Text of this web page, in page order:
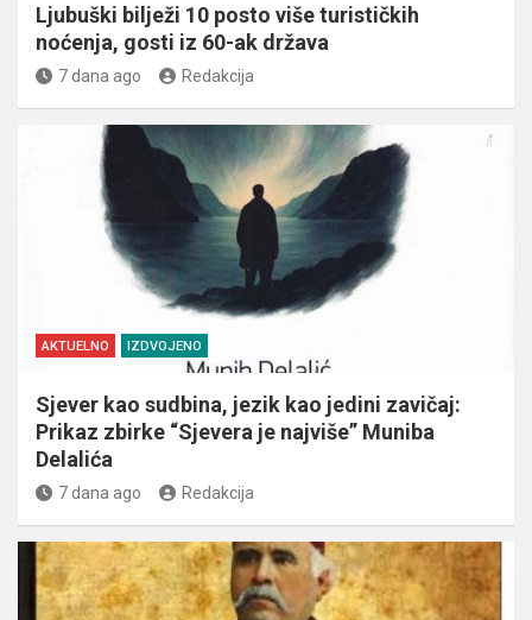
Ljubuški bilježi 10 posto više turističkih
noćenja, gosti iz 60-ak država
7 dana ago Redakcija
AKTUELNO IZDVOJENO
Sjever kao sudbina, jezik kao jedini zavičaj:
Prikaz zbirke “Sjevera je najviše” Muniba
Delalića
7 dana ago Redakcija